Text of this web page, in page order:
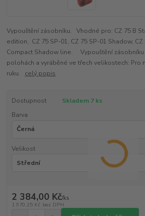
Vypouštění zásobníku. Vhodné pro: CZ 75 B
edition, CZ 75 SP-01, CZ 75 SP-01 Shadow,
Compact Shadow line. Vypouštění
polohách a vyráběné ve třech velikostech: Pro
ruku. celý popis
Dostupnost
Skladem 7 ks
Barva
Velikost
2 384,00 Kč/ks
1 970,25 Kč bez DPH